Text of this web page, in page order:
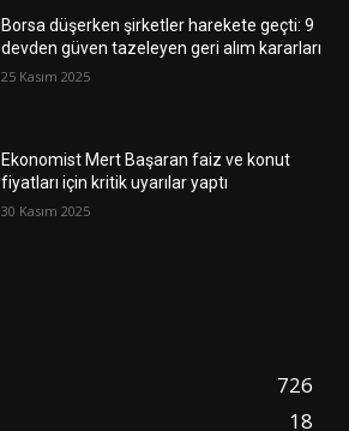
Borsa düşerken şirketler harekete geçti: 9
devden güven tazeleyen geri alım kararları
25 Kasım 2025
Ekonomist Mert Başaran faiz ve konut
fiyatları için kritik uyarılar yaptı
30 Kasım 2025
726
18